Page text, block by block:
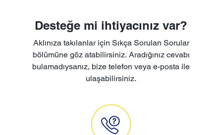
Desteğe mi ihtiyacınız var?
Aklınıza takılanlar için Sıkça Sorulan Sorular
bölümüne göz atabilirsiniz. Aradığınız cevabı
bulamadıysanız, bize telefon veya e-posta ile
ulaşabilirsiniz.